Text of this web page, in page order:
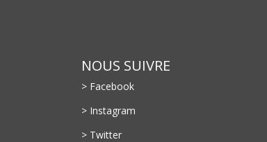
NOUS SUIVRE
> Facebook
> Instagram
> Twitter